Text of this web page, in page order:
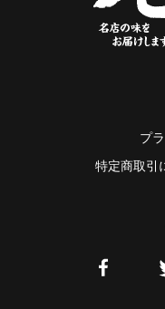
プ
特定商取引